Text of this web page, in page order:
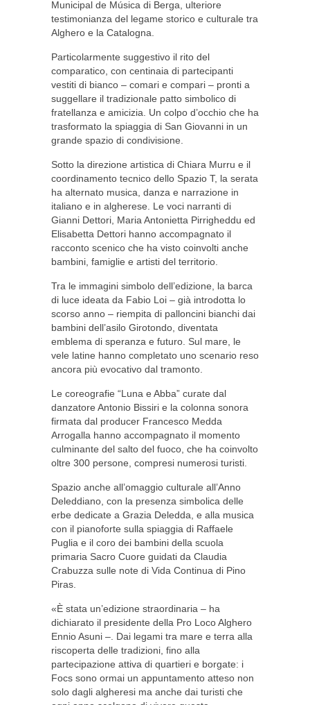
Municipal de Música di Berga, ulteriore
testimonianza del legame storico e culturale tra
Alghero e la Catalogna.
Particolarmente suggestivo il rito del
comparatico, con centinaia di partecipanti
vestiti di bianco – comari e compari – pronti a
suggellare il tradizionale patto simbolico di
fratellanza e amicizia. Un colpo d’occhio che ha
trasformato la spiaggia di San Giovanni in un
grande spazio di condivisione.
Sotto la direzione artistica di Chiara Murru e il
coordinamento tecnico dello Spazio T, la serata
ha alternato musica, danza e narrazione in
italiano e in algherese. Le voci narranti di
Gianni Dettori, Maria Antonietta Pirrigheddu ed
Elisabetta Dettori hanno accompagnato il
racconto scenico che ha visto coinvolti anche
bambini, famiglie e artisti del territorio.
Tra le immagini simbolo dell’edizione, la barca
di luce ideata da Fabio Loi – già introdotta lo
scorso anno – riempita di palloncini bianchi dai
bambini dell’asilo Girotondo, diventata
emblema di speranza e futuro. Sul mare, le
vele latine hanno completato uno scenario reso
ancora più evocativo dal tramonto.
Le coreografie “Luna e Abba” curate dal
danzatore Antonio Bissiri e la colonna sonora
firmata dal producer Francesco Medda
Arrogalla hanno accompagnato il momento
culminante del salto del fuoco, che ha coinvolto
oltre 300 persone, compresi numerosi turisti.
Spazio anche all’omaggio culturale all’Anno
Deleddiano, con la presenza simbolica delle
erbe dedicate a Grazia Deledda, e alla musica
con il pianoforte sulla spiaggia di Raffaele
Puglia e il coro dei bambini della scuola
primaria Sacro Cuore guidati da Claudia
Crabuzza sulle note di Vida Continua di Pino
Piras.
«È stata un’edizione straordinaria – ha
dichiarato il presidente della Pro Loco Alghero
Ennio Asuni –. Dai legami tra mare e terra alla
riscoperta delle tradizioni, fino alla
partecipazione attiva di quartieri e borgate: i
Focs sono ormai un appuntamento atteso non
solo dagli algheresi ma anche dai turisti che